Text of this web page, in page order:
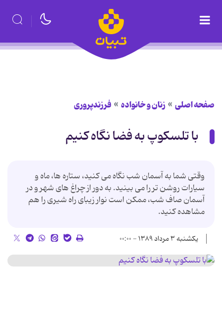
صفحه اصلی زنان و خانواده فرزندپروری
با تلسکوپ به فضا نگاه کنیم
وقتی شما به آسمان شب نگاه می کنید، ستاره ها، ماه و
سیارات روشن تر را می بینید. به دور از چراغ های شهر و در
آسمان صاف شب، ممکن است نوار زیبای راه شیری را هم
مشاهده کنید.
یکشنبه ۳ مرداد ۱۳۸۹ - ۰۰:۰۰